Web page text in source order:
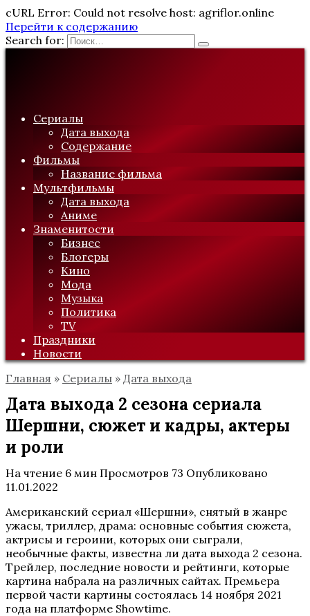
cURL Error: Could not resolve host: agriflor.online
Перейти к содержанию
Search for:
Сериалы
Дата выхода
Содержание
Фильмы
Название фильма
Мультфильмы
Дата выхода
Аниме
Знаменитости
Бизнес
Блогеры
Кино
Мода
Музыка
Политика
TV
Праздники
Новости
Главная » Сериалы » Дата выхода
Дата выхода 2 сезона сериала
Шершни, сюжет и кадры, актеры
и роли
На чтение 6 мин Просмотров 73 Опубликовано
11.01.2022
Американский сериал «Шершни», снятый в жанре
ужасы, триллер, драма: основные события сюжета,
актрисы и героини, которых они сыграли,
необычные факты, известна ли дата выхода 2 сезона.
Трейлер, последние новости и рейтинги, которые
картина набрала на различных сайтах. Премьера
первой части картины состоялась 14 ноября 2021
года на платформе Showtime.